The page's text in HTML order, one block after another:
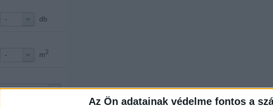
Az Ön adatainak védelme fontos a
- db
- m2